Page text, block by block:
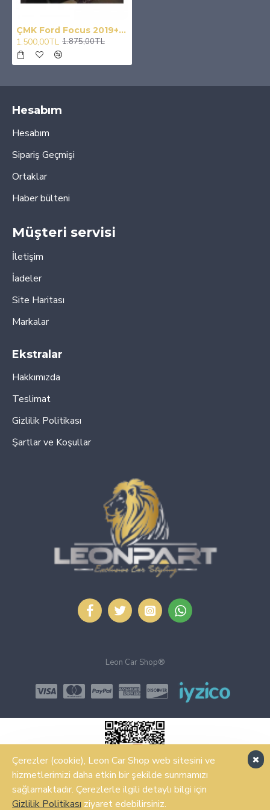
ŞIMDI SATIN AL
ÇMK Ford Focus 2019+ Konsol Çıtası - Silver (Abs)
1.500,00TL 1.875,00TL
Hesabım
Hesabım
Sipariş Geçmişi
Ortaklar
Haber bülteni
Müşteri servisi
İletişim
İadeler
Site Haritası
Markalar
Ekstralar
Hakkımızda
Teslimat
Gizlilik Politikası
Şartlar ve Koşullar
Leon Car Shop®
Design, Hosting & Support By Shopgez.com
Çerezler (cookie), Leon Car Shop web sitesini ve
hizmetlerimizi daha etkin bir şekilde sunmamızı
sağlamaktadır. Çerezlerle ilgili detaylı bilgi için
Gizlilik Politikası ziyaret edebilirsiniz.